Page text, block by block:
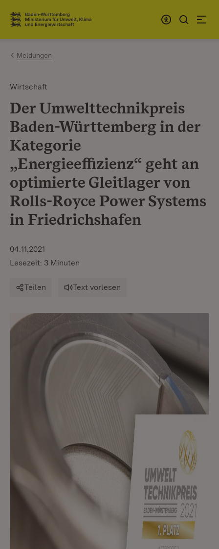
Zum Inhalt springen
Link zur Startseite
Meldungen
Wirtschaft
Der Umwelttechnikpreis
Baden-Württemberg in der
Kategorie
„Energieeffizienz“ geht an
optimierte Gleitlager von
Rolls-Royce Power Systems
in Friedrichshafen
04.11.2021
Lesezeit: 3 Minuten
Teilen Text vorlesen